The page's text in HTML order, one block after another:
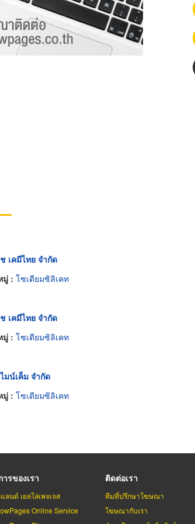
เคมีไทย จำกัด
มู่ : โซเดียมซิลิเคท
เคมีไทย จำกัด
มู่ : โซเดียมซิลิเคท
มน์เค็ม จำกัด
มู่ : โซเดียมซิลิเคท
รของเรา
ลนด์ เยลโล่เพจเจส
Online Service
ติดต่อเรา
ทีมที่ปรึกษาโฆษณา
โฆษณากับเรา